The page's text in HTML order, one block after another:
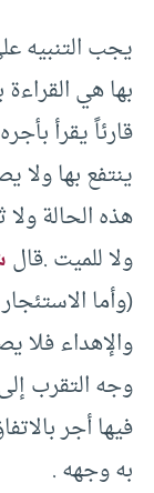
يجب التنبيه
بها هي
قارئاً يقرأ
ينتفع بها ولا
هذه الحالة
ولا للميت .قال
(وأما
والإهداء فلا
وجه التقرب
فيها أجر
به وجهه .